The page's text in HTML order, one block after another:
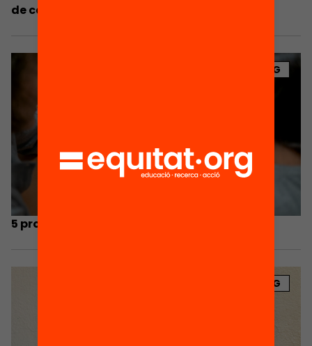
de casa
BLOG
5 propostes per a engegar un estiu lector
BLOG